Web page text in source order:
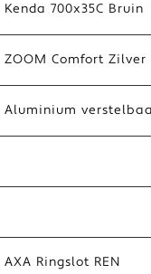
Kenda 700x35C Bruin
ZOOM Comfort Zilver
Aluminium
AXA Ringslot REN